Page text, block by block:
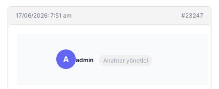
17/06/2026: 7:51 am #23247
A admin Anahtar yönetici